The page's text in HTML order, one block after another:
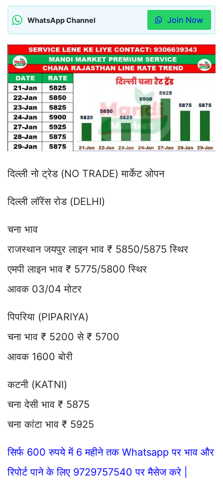
WhatsApp Channel Join Now
दिल्ली नो ट्रेड (NO TRADE) मार्केट ओपन
दिल्ली लॉरेंस रोड (DELHI)
चना भाव
राजस्थान जयपुर लाइन भाव ₹ 5850/5875 स्थिर
एमपी लाइन भाव ₹ 5775/5800 स्थिर
आवक 03/04 मोटर
पिपरिया (PIPARIYA)
चना भाव ₹ 5200 से ₹ 5700
आवक 1600 बोरी
कटनी (KATNI)
चना देसी भाव ₹ 5875
चना कांटा भाव ₹ 5925
सिर्फ 600 रुपये में 6 महीने तक Whatsapp पर भाव और
रिपोर्ट पाने के लिए 9729757540 पर मैसेज करे |